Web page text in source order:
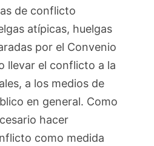
de conflicto
atípicas, huelgas
por el Convenio
llevar el conflicto a la
a los medios de
en general. Como
hacer
como medida